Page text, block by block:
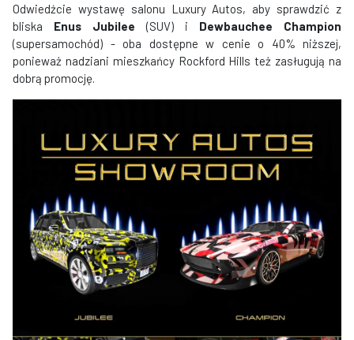
Odwiedźcie wystawę salonu Luxury Autos, aby sprawdzić z
bliska Enus Jubilee (SUV) i Dewbauchee Champion
(supersamochód) - oba dostępne w cenie o 40% niższej,
ponieważ nadziani mieszkańcy Rockford Hills też zasługują na
dobrą promocję.